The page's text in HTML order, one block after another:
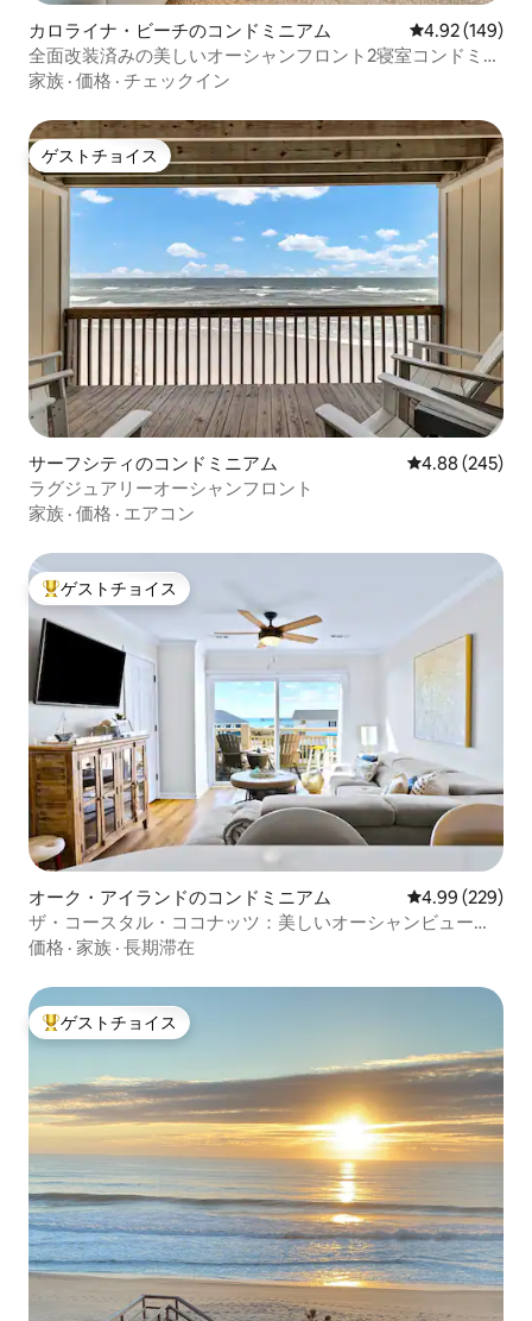
カロライナ・ビーチのコンドミニアム レビュー149
4.92 (149)
全面改装済みの美しいオーシャンフロント2寝室コンドミニ
アム
家族 · 価格 · チェックイン
ゲストチョイス
ゲストチョイス
サーフシティのコンドミニアム レビュー245
4.88 (245)
ラグジュアリーオーシャンフロント
家族 · 価格 · エアコン
大好評のゲストチョイスです。
ゲストチョイス
オーク・アイランドのコンドミニアム レビュー229
4.99 (229)
ザ・コースタル・ココナッツ：美しいオーシャンビューの
コンドミニアム
価格 · 家族 · 長期滞在
大好評のゲストチョイスです。
ゲストチョイス